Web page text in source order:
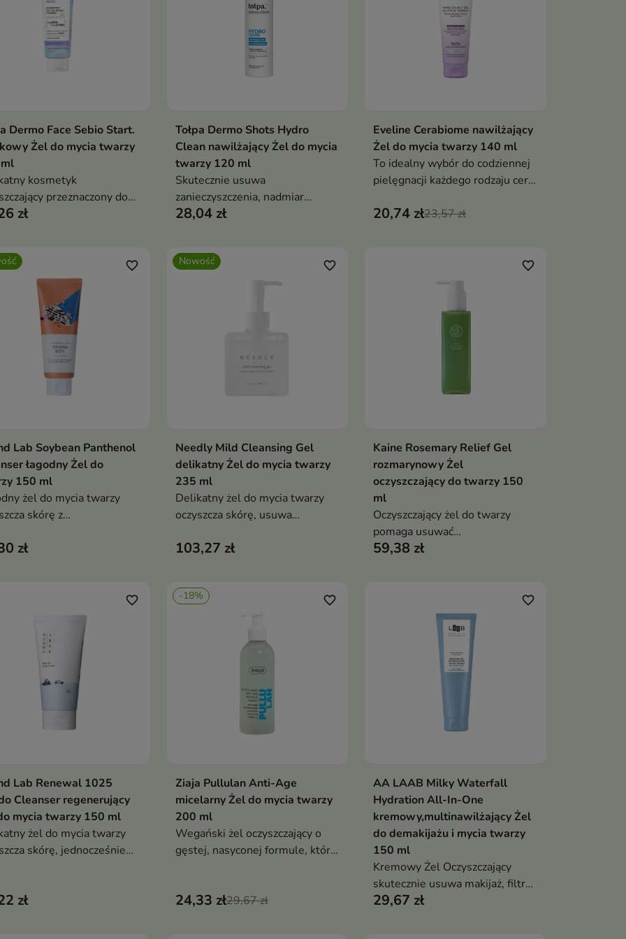
Dodaj do koszyka
Dermo Face Sebio Start.
Żel do mycia twarzy
kosmetyk
przeznaczony do
pielęgnacji cery
zł
Dodaj do koszyka
Tołpa Dermo Shots Hydro
Clean nawilżający Żel do mycia
twarzy 120 ml
Skutecznie usuwa
zanieczyszczenia, nadmiar
sebum oraz pozostałości
28,04 zł
Dodaj do koszyka
Eveline Cerabiome nawilżający
Żel do mycia twarzy 140 ml
To idealny wybór do codziennej
pielęgnacji każdego rodzaju cery,
i wrażliwej
20,74 zł23,57 zł
Dodaj do koszyka
favorite_border
Lab Soybean Panthenol
łagodny Żel do
150 ml
żel do mycia twarzy
skórę z
makijażu bez uczucia
i lecytyną
koi oraz wspiera
hydrolipidową skóry
zł
Nowość
Dodaj do koszyka
favorite_border
Needly Mild Cleansing Gel
delikatny Żel do mycia twarzy
235 ml
Delikatny żel do mycia twarzy
oczyszcza skórę, usuwa
pielęgnację cery
salicylowym i gliceryną pomaga
ściągnięcia po myciu
103,27 zł
Dodaj do koszyka
favorite_border
Kaine Rosemary Relief Gel
rozmarynowy Żel
oczyszczający do twarzy 150
ml
Oczyszczający żel do twarzy
pomaga usuwać
zanieczyszczenia, wygładzać
salicylowym, kwasem
hialuronowym, pantenolem i
alantoiną koi, nawilża oraz
wspiera komfort skóry
problematycznej
59,38 zł
Dodaj do koszyka
favorite_border
Lab Renewal 1025
Cleanser regenerujący
mycia twarzy 150 ml
żel do mycia twarzy
skórę, jednocześnie
zł
-18%
Dodaj do koszyka
favorite_border
Ziaja Pullulan Anti-Age
micelarny Żel do mycia twarzy
200 ml
Wegański żel oczyszczający o
gęstej, nasyconej formule, który
podczas mycia
24,33 zł29,67 zł
Dodaj do koszyka
favorite_border
AA LAAB Milky Waterfall
Hydration All-In-One
kremowy,multinawilżający Żel
do demakijażu i mycia twarzy
150 ml
Kremowy Żel Oczyszczający
skutecznie usuwa makijaż, filtry
SPF, nadmiar sebum i codzienne
29,67 zł